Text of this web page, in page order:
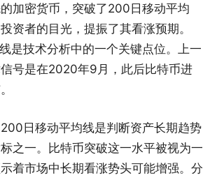
加密货币，突破了200日移动平均
资者的目光，提振了其看涨预期。
是技术分析中的一个关键点位。上一
号是在2020年9月，此后比特币进
日移动平均线是判断资产长期趋势
之一。比特币突破这一水平被视为一
着市场中长期看涨势头可能增强。分